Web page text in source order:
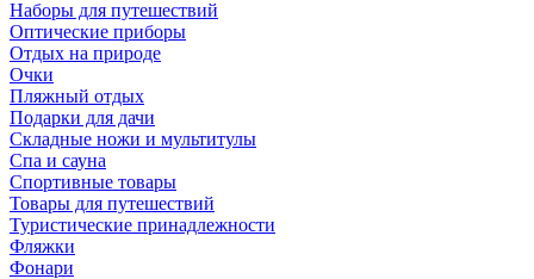
Наборы для путешествий
Оптические приборы
Отдых на природе
Очки
Пляжный отдых
Подарки для дачи
Складные ножи и мультитулы
Спа и сауна
Спортивные товары
Товары для путешествий
Туристические принадлежности
Фляжки
Фонари